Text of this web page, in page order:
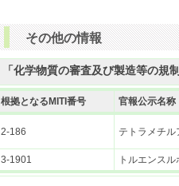
その他の情報
「化学物質の審査及び製造等の規
根拠となるMITI番号 官報公示名称
2-186 テトラメチ
3-1901 トルエンスル